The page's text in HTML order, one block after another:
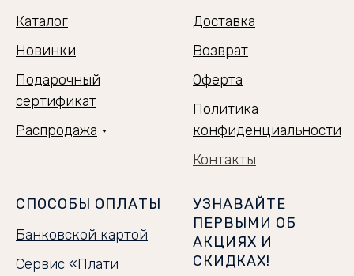
Каталог
Новинки
Подарочный
сертификат
Распродажа
Доставка
Возврат
Оферта
Политика
конфиденциальности
Контакты
СПОСОБЫ ОПЛАТЫ
Банковской картой
Сервис «Плати
УЗНАВАЙТЕ
ПЕРВЫМИ ОБ
АКЦИЯХ И
СКИДКАХ!